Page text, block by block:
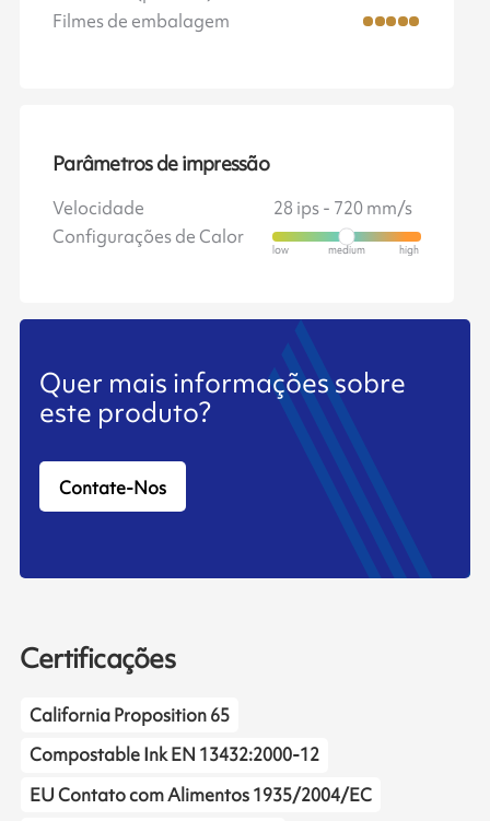
Filmes de embalagem
Parâmetros de impressão
Velocidade
28 ips - 720 mm/s
Configurações de Calor
Quer mais informações sobre
este produto?
Contate-Nos
Certificações
California Proposition 65
Compostable Ink EN 13432:2000-12
EU Contato com Alimentos 1935/2004/EC